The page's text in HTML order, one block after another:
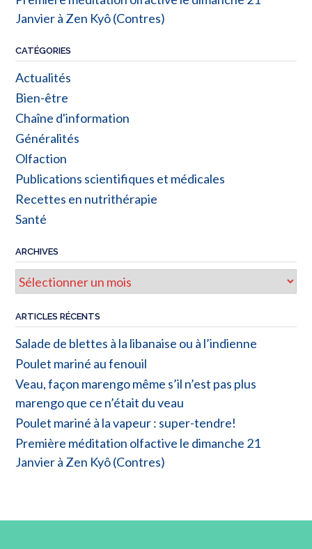
Janvier à Zen Kyô (Contres)
CATÉGORIES
Actualités
Bien-être
Chaîne d'information
Généralités
Olfaction
Publications scientifiques et médicales
Recettes en nutrithérapie
Santé
ARCHIVES
ARTICLES RÉCENTS
Salade de blettes à la libanaise ou à l’indienne
Poulet mariné au fenouil
Veau, façon marengo même s’il n’est pas plus
marengo que ce n’était du veau
Poulet mariné à la vapeur : super-tendre!
Première méditation olfactive le dimanche 21
Janvier à Zen Kyô (Contres)